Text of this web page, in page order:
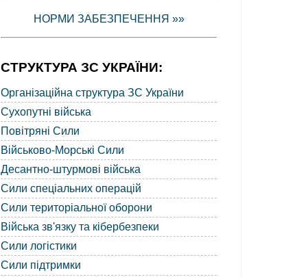
НОРМИ ЗАБЕЗПЕЧЕННЯ »»
СТРУКТУРА ЗС УКРАЇНИ:
Організаційна структура ЗС України
Сухопутні війська
Повітряні Сили
Військово-Морські Сили
Десантно-штурмові війська
Сили спеціальних операцій
Сили територіальної оборони
Війська зв'язку та кібербезпеки
Сили логістики
Сили підтримки